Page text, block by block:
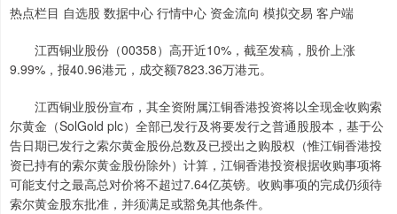
热点栏目 自选股 数据中心 行情中心 资金流向 模拟交易 客户端
江西铜业股份（00358）高开近10%，截至发稿，股价上涨
9.99%，报40.96港元，成交额7823.36万港元。
江西铜业股份宣布，其全资附属江铜香港投资将以全现金收购索
尔黄金（SolGold plc）全部已发行及将要发行之普通股股本，基于公
告日期已发行之索尔黄金股份总数及已授出之购股权（惟江铜香港投
资已持有的索尔黄金股份除外）计算，江铜香港投资根据收购事项将
可能支付之最高总对价将不超过7.64亿英镑。收购事项的完成仍须待
索尔黄金股东批准，并须满足或豁免其他条件。